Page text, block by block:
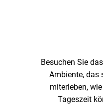
Besuchen Sie
Ambiente, das
miterleben,
Tageszeit